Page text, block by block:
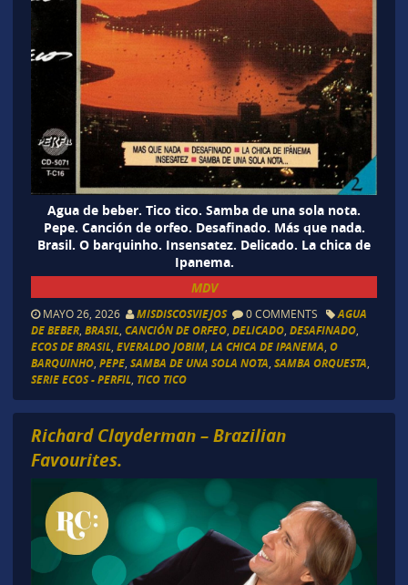
Agua de beber. Tico tico. Samba de una sola nota.
Pepe. Canción de orfeo. Desafinado. Más que nada.
Brasil. O barquinho. Insensatez. Delicado. La chica de
Ipanema.
MDV
MAYO 26, 2026 MISDISCOSVIEJOS 0 COMMENTS
AGUA
DE BEBER, BRASIL, CANCIÓN DE ORFEO, DELICADO, DESAFINADO,
ECOS DE BRASIL, EVERALDO JOBIM, LA CHICA DE IPANEMA, O
BARQUINHO, PEPE, SAMBA DE UNA SOLA NOTA, SAMBA ORQUESTA,
SERIE ECOS - PERFIL, TICO TICO
Richard Clayderman – Brazilian
Favourites.